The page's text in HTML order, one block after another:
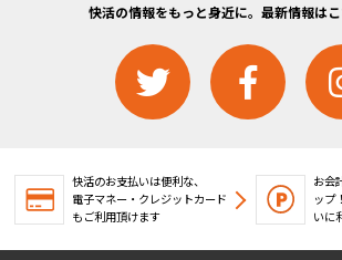
快活の情報をもっと身近に。最新情報はこ
快活のお支払いは便利な、
電子マネー・クレジットカード
もご利用頂けます
お会
ップ！
いに